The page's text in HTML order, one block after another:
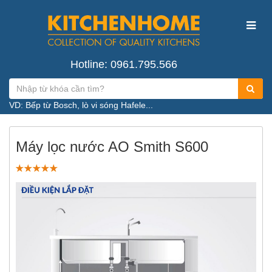
Hotline: 0961.795.566
VD: Bếp từ Bosch, lò vi sóng Hafele...
Máy lọc nước AO Smith S600